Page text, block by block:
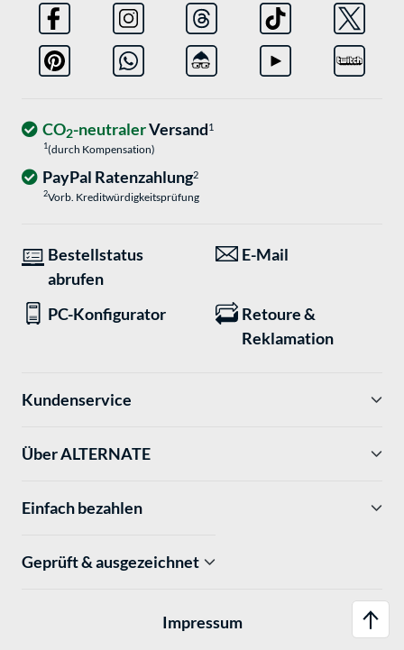
CO2-neutralerVersand1
1(durch Kompensation)
PayPal Ratenzahlung2
2Vorb. Kreditwürdigkeitsprüfung
Bestellstatus
abrufen
E-Mail
PC-Konfigurator
Retoure &
Reklamation
Kundenservice
Über ALTERNATE
Einfach bezahlen
Geprüft & ausgezeichnet
Impressum